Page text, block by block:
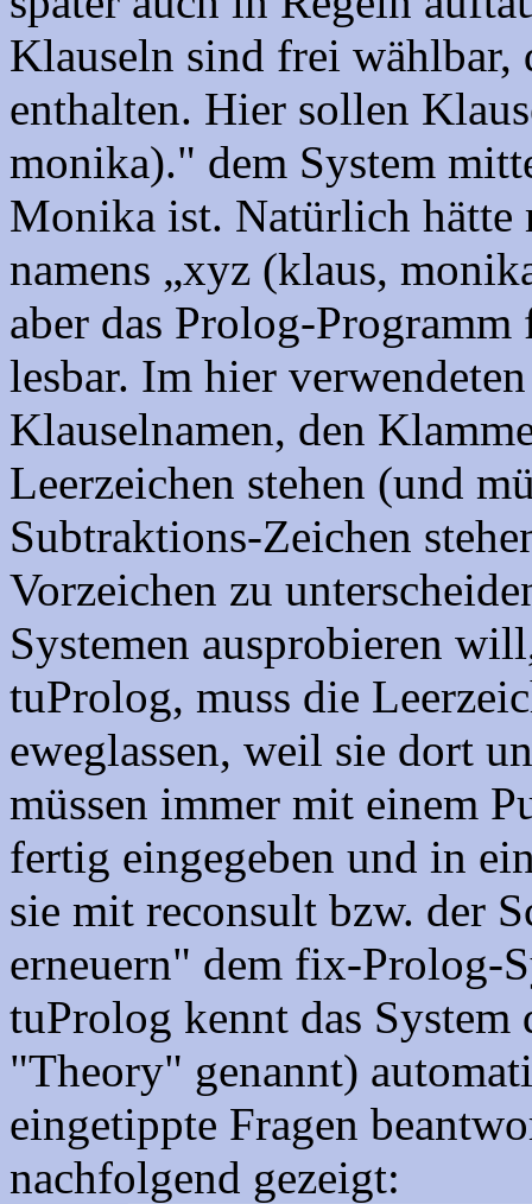
Klauseln sind frei wählbar,
enthalten. Hier sollen
monika)." dem System
Monika ist. Natürlich hätte
namens „xyz (klaus,
aber das Prolog-
lesbar. Im hier
Klauselnamen, den
Leerzeichen stehen (und
Subtraktions-Zeichen
Vorzeichen zu
Systemen ausprobieren
tuProlog, muss die
eweglassen, weil sie dort
müssen immer mit einem
fertig eingegeben und in
sie mit reconsult bzw. der
erneuern" dem fix-Prolog-
tuProlog kennt das System
"Theory" genannt)
eingetippte Fragen
nachfolgend gezeigt: